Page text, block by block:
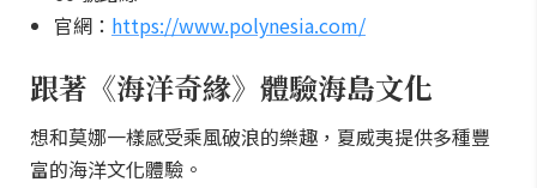
官網： https://www.polynesia.com/
跟著《海洋奇緣》體驗海島文化
想和莫娜一樣感受乘風破浪的樂趣，夏威夷提供多種豐
富的海洋文化體驗。